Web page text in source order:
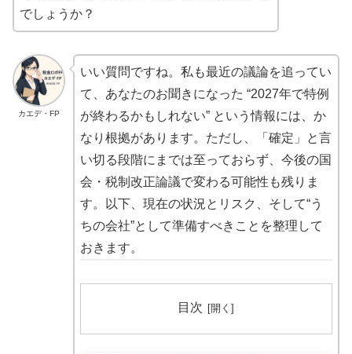
でしょうか？
カエデ・FP
いい質問ですね。私も最近の議論を追ってい
て、あなたのお聞きになった “2027年で特例
が終わるかもしれない” という情報には、か
なり根拠があります。ただし、「確定」と言
い切る段階にまでは至っておらず、今後の国
会・税制改正論議で変わる可能性も残りま
す。以下、現在の状況とリスク、そして“う
ちの会社”として準備すべきことを整理して
おきます。
目次